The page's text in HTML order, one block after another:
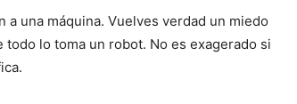
una máquina. Vuelves verdad un miedo
lo toma un robot. No es exagerado si